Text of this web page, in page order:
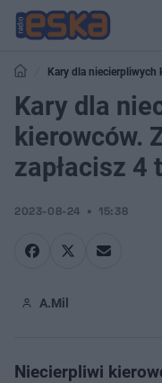
Kary dla niecierpliwych
Kary dla
kierowców.
zapłacisz 4
2023-08-24 15:38
A.Mil
Niecierpliwi